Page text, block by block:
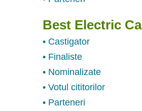
Best Electric
• Castigator
• Finaliste
• Nominalizate
• Votul cititorilor
• Parteneri